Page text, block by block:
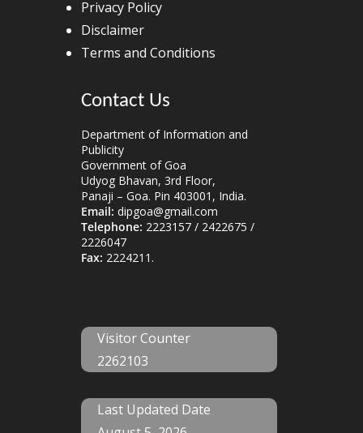
Privacy Policy
Disclaimer
Terms and Conditions
Contact Us
Department of Information and
Publicity
Government of Goa
Udyog Bhavan, 3rd Floor,
Panaji – Goa. Pin 403001, India.
Email: dipgoa@gmail.com
Telephone: 2223157 / 2422675 /
2226047
Fax: 2224211.
Visitor Counter
2262103
Last Updated Date